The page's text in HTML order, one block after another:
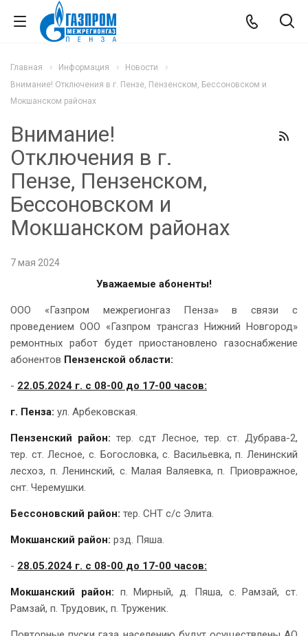
Главная Информация
Новости
Внимание! Отключения в г. Пензе, Пензенском, Бессоновском и
Мокшанском районах
Внимание!
Отключения в г.
Пензе, Пензенском,
Бессоновском и
Мокшанском районах
7 мая 2024
Уважаемые абоненты!
ООО «Газпром межрегионгаз Пенза» в связи с
проведением ООО «Газпром трансгаз Нижний Новгород»
ремонтных работ будет приостановлено газоснабжение
абонентов Пензенской области:
- 22.05.2024 г. с 08-00 до 17-00 часов:
г. Пенза: ул. Арбековская.
Пензенский район: тер. сдт Лесное, тер. ст. Дубрава-2,
тер. ст. Лесное, с. Богословка, с. Васильевка, п. Ленинский
лесхоз, п. Ленинский, с. Малая Валяевка, п. Приовражное,
снт. Черемушки.
Бессоновский район: тер. СНТ с/с Элита.
Мокшанский район: рзд. Пяша.
- 28.05.2024 г. с 08-00 до 17-00 часов:
Мокшанский район: п. Мирный, д. Пяша, с. Рамзай, ст.
Рамзай, п. Трудовик, п. Труженик.